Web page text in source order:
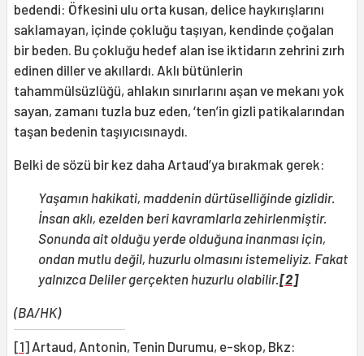
bedendi: Öfkesini ulu orta kusan, delice haykırışlarını
saklamayan, içinde çokluğu taşıyan, kendinde çoğalan
bir beden. Bu çokluğu hedef alan ise iktidarın zehrini zırh
edinen diller ve akıllardı. Aklı bütünlerin
tahammülsüzlüğü, ahlakın sınırlarını aşan ve mekanı yok
sayan, zamanı tuzla buz eden, ‘ten’in gizli patikalarından
taşan bedenin taşıyıcısınaydı.
Belki de sözü bir kez daha Artaud’ya bırakmak gerek:
Yaşamın hakikati, maddenin dürtüselliğinde gizlidir.
İnsan aklı, ezelden beri kavramlarla zehirlenmiştir.
Sonunda ait olduğu yerde olduğuna inanması için,
ondan mutlu değil, huzurlu olmasını istemeliyiz. Fakat
yalnızca Deliler gerçekten huzurlu olabilir.[2]
(BA/HK)
[1] Artaud, Antonin, Tenin Durumu, e-skop, Bkz: